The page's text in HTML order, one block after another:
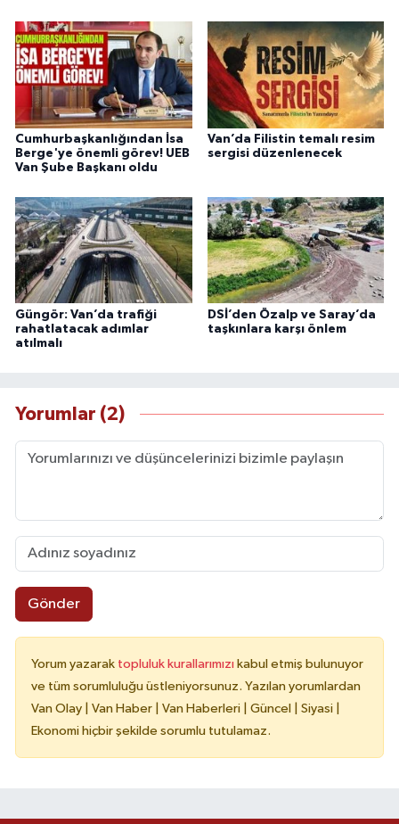
Cumhurbaşkanlığından İsa
Berge'ye önemli görev! UEB
Van Şube Başkanı oldu
Van’da Filistin temalı resim
sergisi düzenlenecek
Güngör: Van’da trafiği
rahatlatacak adımlar
atılmalı
DSİ’den Özalp ve Saray’da
taşkınlara karşı önlem
Yorumlar (2)
Gönder
Yorum yazarak topluluk kurallarımızı kabul etmiş bulunuyor
ve tüm sorumluluğu üstleniyorsunuz. Yazılan yorumlardan
Van Olay | Van Haber | Van Haberleri | Güncel | Siyasi |
Ekonomi hiçbir şekilde sorumlu tutulamaz.